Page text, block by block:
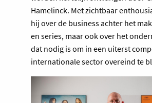
Hamelinck. Met zichtbaar
hij over de business achter het
en series, maar ook over het
dat nodig is om in een uiterst
internationale sector overeind te